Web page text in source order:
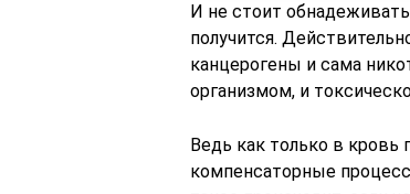
И не стоит
получится.
канцерогены и сама
организмом, и
Ведь как только в кровь
компенсаторные